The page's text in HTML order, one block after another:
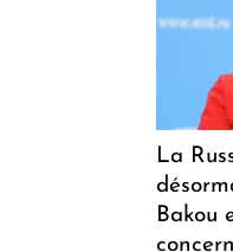
La
Bakou